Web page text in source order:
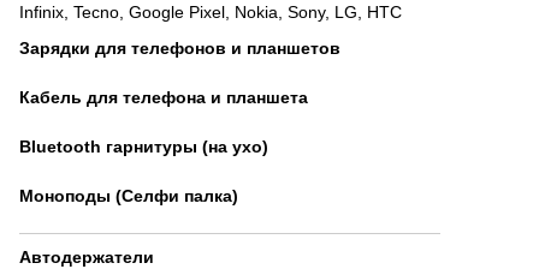
Infinix, Tecno, Google Pixel, Nokia, Sony, LG, HTC
Зарядки для телефонов и планшетов
Кабель для телефона и планшета
Bluetooth гарнитуры (на ухо)
Моноподы (Селфи палка)
Автодержатели